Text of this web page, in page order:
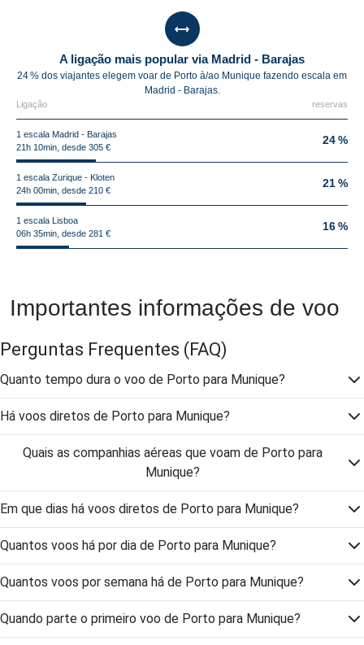
A ligação mais popular via Madrid - Barajas
24 % dos viajantes elegem voar de Porto à/ao Munique fazendo escala em
Madrid - Barajas.
Ligação reservas
1 escala Madrid - Barajas
21h 10min, desde 305 €
24 %
1 escala Zurique - Kloten
24h 00min, desde 210 €
21 %
1 escala Lisboa
06h 35min, desde 281 €
16 %
Importantes informações de voo
Perguntas Frequentes (FAQ)
Quanto tempo dura o voo de Porto para Munique?
Há voos diretos de Porto para Munique?
Quais as companhias aéreas que voam de Porto para
Munique?
Em que dias há voos diretos de Porto para Munique?
Quantos voos há por dia de Porto para Munique?
Quantos voos por semana há de Porto para Munique?
Quando parte o primeiro voo de Porto para Munique?